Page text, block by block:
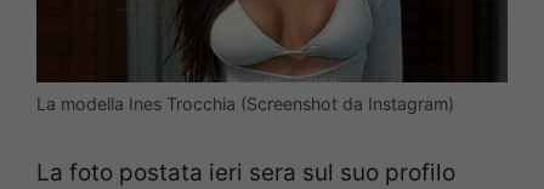
La modella Ines Trocchia (Screenshot da Instagram)
La foto postata ieri sera sul suo profilo